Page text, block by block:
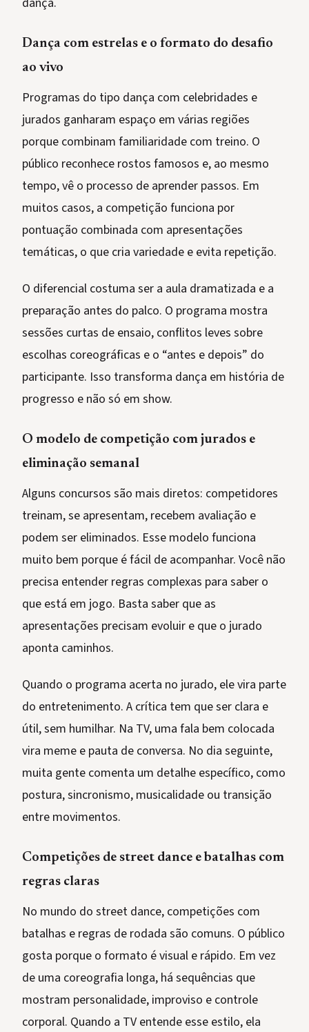
Dança com estrelas e o formato do desafio
ao vivo
Programas do tipo dança com celebridades e
jurados ganharam espaço em várias regiões
porque combinam familiaridade com treino. O
público reconhece rostos famosos e, ao mesmo
tempo, vê o processo de aprender passos. Em
muitos casos, a competição funciona por
pontuação combinada com apresentações
temáticas, o que cria variedade e evita repetição.
O diferencial costuma ser a aula dramatizada e a
preparação antes do palco. O programa mostra
sessões curtas de ensaio, conflitos leves sobre
escolhas coreográficas e o “antes e depois” do
participante. Isso transforma dança em história de
progresso e não só em show.
O modelo de competição com jurados e
eliminação semanal
Alguns concursos são mais diretos: competidores
treinam, se apresentam, recebem avaliação e
podem ser eliminados. Esse modelo funciona
muito bem porque é fácil de acompanhar. Você não
precisa entender regras complexas para saber o
que está em jogo. Basta saber que as
apresentações precisam evoluir e que o jurado
aponta caminhos.
Quando o programa acerta no jurado, ele vira parte
do entretenimento. A crítica tem que ser clara e
útil, sem humilhar. Na TV, uma fala bem colocada
vira meme e pauta de conversa. No dia seguinte,
muita gente comenta um detalhe específico, como
postura, sincronismo, musicalidade ou transição
entre movimentos.
Competições de street dance e batalhas com
regras claras
No mundo do street dance, competições com
batalhas e regras de rodada são comuns. O público
gosta porque o formato é visual e rápido. Em vez
de uma coreografia longa, há sequências que
mostram personalidade, improviso e controle
corporal. Quando a TV entende esse estilo, ela